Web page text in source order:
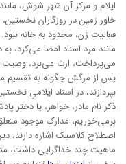
ایلام و مرکز آن شهر شوش،
خاور زمین در روزگاران
فعالیت زن، محدود به خانه
مانند مرد اسناد امضا می‌کرد،
می‌پرداخت، ارث می‌برد،
پس از مرگش چگونه به تقسیم
بپردازند، در اسناد ایلامیِ
ذکر نام مادر، خواهر، یا دختر
برمی‌خوریم، مدارک موجود
اصطلاح کلاسیک اشاره دارند،
ماهیت چند خداگرایی داشت،